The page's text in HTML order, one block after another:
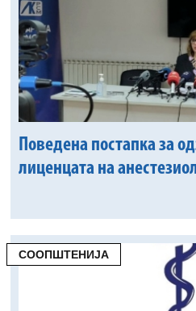
Поведена постапка за
лиценцата на
СООПШТЕНИЈА